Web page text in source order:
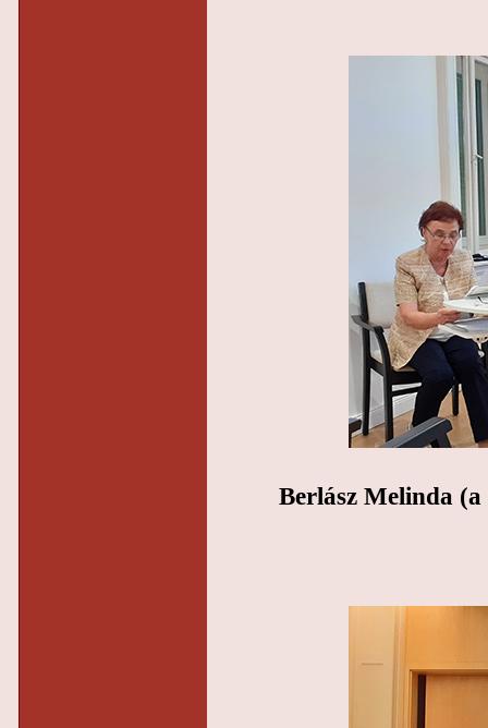
Berlász Melinda